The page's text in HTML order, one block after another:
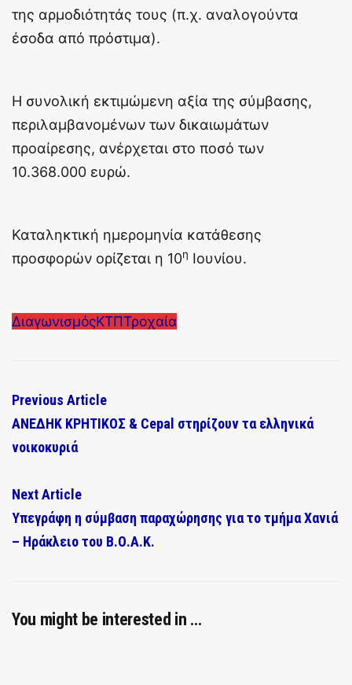
της αρμοδιότητάς τους (π.χ. αναλογούντα
έσοδα από πρόστιμα).
Η συνολική εκτιμώμενη αξία της σύμβασης,
περιλαμβανομένων των δικαιωμάτων
προαίρεσης, ανέρχεται στο ποσό των
10.368.000 ευρώ.
Καταληκτική ημερομηνία κατάθεσης
προσφορών ορίζεται η 10η Ιουνίου.
ΔιαγωνισμόςΚΤΠΤροχαία
Previous Article
ΑΝΕΔΗΚ ΚΡΗΤΙΚΟΣ & Cepal στηρίζουν τα ελληνικά
νοικοκυριά
Next Article
Υπεγράφη η σύμβαση παραχώρησης για το τμήμα Χανιά
– Ηράκλειο του Β.Ο.Α.Κ.
You might be interested in …